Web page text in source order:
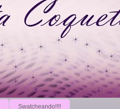
Swatcheando!!!!